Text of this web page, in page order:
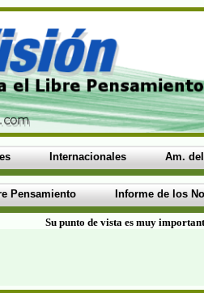
Internacionales Am.
Pensamiento Informe de los
Su punto de vista es muy